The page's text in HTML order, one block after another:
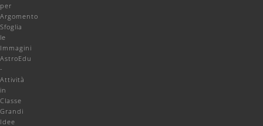
per
Argomento
Sfoglia
le
Immagini
AstroEdu
-
Attività
in
Classe
Grandi
Idee